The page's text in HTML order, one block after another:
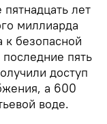
лет
миллиарда
к безопасной
последние пять
доступ
а 600
воде.